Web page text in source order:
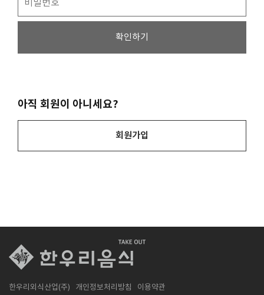
확인하기
아직 회원이 아니세요?
회원가입
한우리외식산업(주) 개인정보처리방침 이용약관